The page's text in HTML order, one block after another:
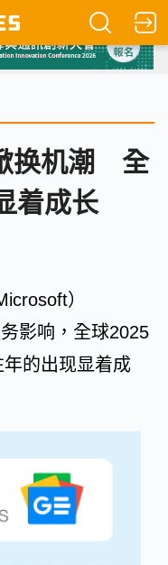
换机潮 全
着成长
）
影响，全球2025
的出现显着成